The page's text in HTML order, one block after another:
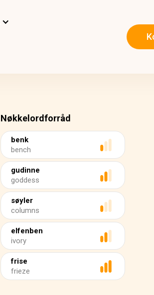
Nøkkelordforråd
benk
bench
gudinne
goddess
søyler
columns
elfenben
ivory
frise
frieze